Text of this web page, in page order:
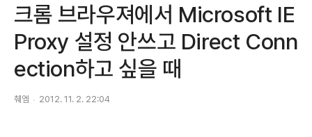
크롬 브라우져에서 Microsoft IE
Proxy 설정 안쓰고 Direct Conn
ection하고 싶을 때
췌엠 2012. 11. 2. 22:04